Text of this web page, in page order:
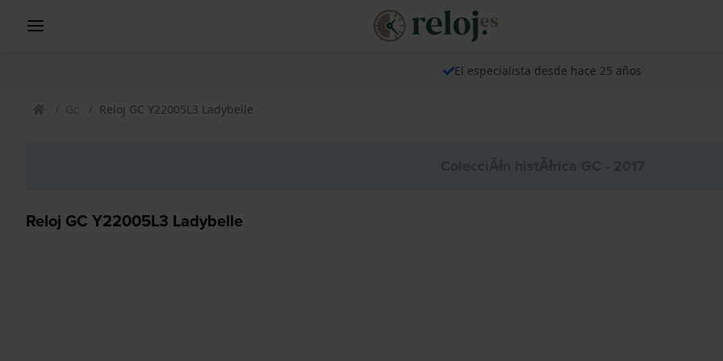
El especialista desde hace 25 años
Gc Reloj GC Y22005L3 Ladybelle
Reloj GC Y22005L3 Ladybelle